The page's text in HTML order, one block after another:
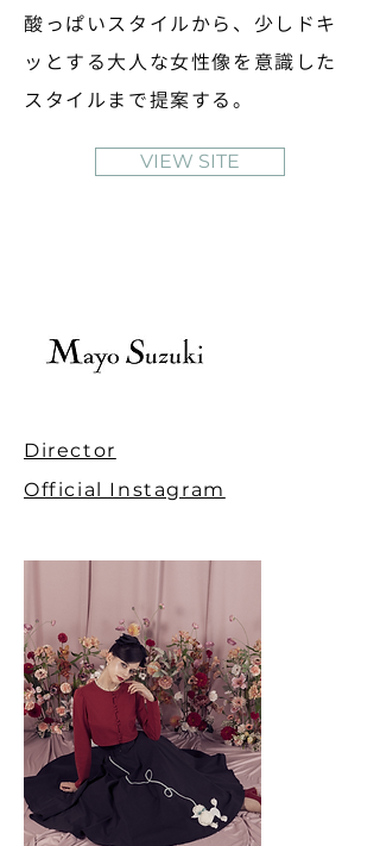
酸っぱいスタイルから、少しドキ
ッとする大人な女性像を意識した
スタイルまで提案する。
VIEW SITE
Director
Official Instagram